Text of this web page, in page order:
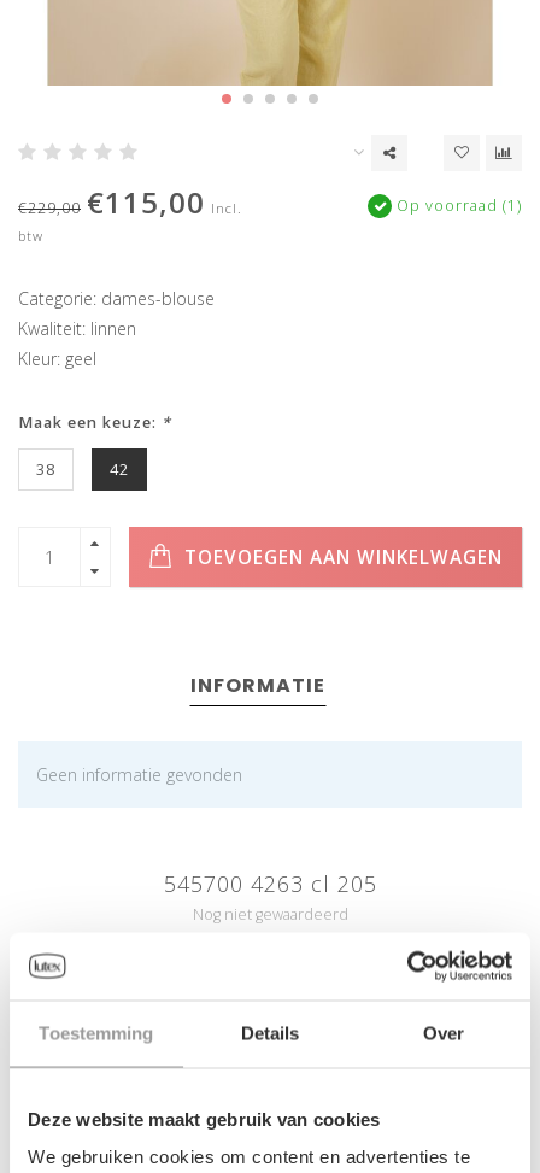
Toestemming Details Over
Deze website maakt gebruik van cookies
We gebruiken cookies om content en advertenties te
€229,00 €115,00 Incl.
btw
Op voorraad (1)
Categorie: dames-blouse
Kwaliteit: linnen
Kleur: geel
Maak een keuze: *
38 42
TOEVOEGEN AAN WINKELWAGEN
INFORMATIE
Geen informatie gevonden
545700 4263 cl 205
Nog niet gewaardeerd
0 sterren op basis van 0 beoordelingen
GERELATEERDE PRODUCTEN